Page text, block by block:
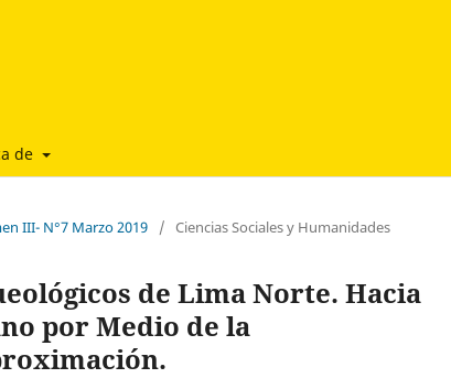
de
III- N°7 Marzo 2019 / Ciencias Sociales y Humanidades
de Lima Norte. Hacia
por Medio de la